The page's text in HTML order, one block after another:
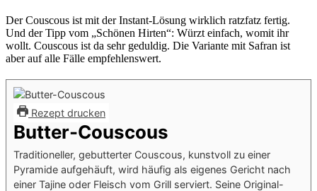
Der Couscous ist mit der Instant-Lösung wirklich ratzfatz fertig.
Und der Tipp vom „Schönen Hirten“: Würzt einfach, womit ihr
wollt. Couscous ist da sehr geduldig. Die Variante mit Safran ist
aber auf alle Fälle empfehlenswert.
Rezept drucken
Butter-Couscous
Traditioneller, gebutterter Couscous, kunstvoll zu einer
Pyramide aufgehäuft, wird häufig als eigenes Gericht nach
einer Tajine oder Fleisch vom Grill serviert. Seine Original-